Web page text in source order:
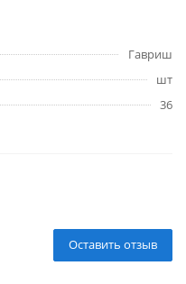
Гавриш
шт
36
Оставить отзыв